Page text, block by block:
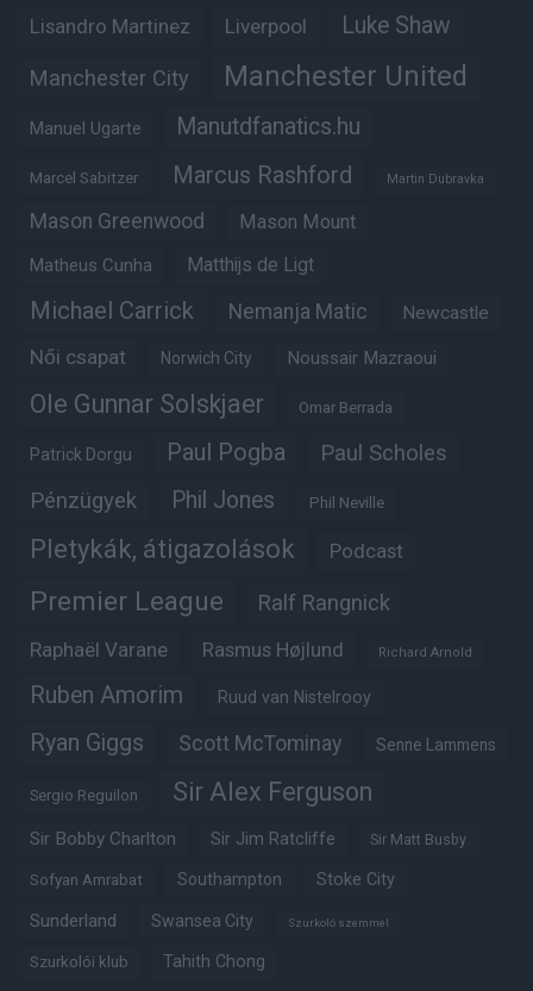
Lisandro Martinez Liverpool Luke Shaw
Manchester City Manchester United
Manuel Ugarte Manutdfanatics.hu
Marcel Sabitzer Marcus Rashford Martin Dubravka
Mason Greenwood Mason Mount
Matheus Cunha Matthijs de Ligt
Michael Carrick Nemanja Matic Newcastle
Női csapat Norwich City Noussair Mazraoui
Ole Gunnar Solskjaer Omar Berrada
Patrick Dorgu Paul Pogba Paul Scholes
Pénzügyek Phil Jones Phil Neville
Pletykák, átigazolások Podcast
Premier League Ralf Rangnick
Raphaël Varane Rasmus Højlund Richard Arnold
Ruben Amorim Ruud van Nistelrooy
Ryan Giggs Scott McTominay Senne Lammens
Sergio Reguilon Sir Alex Ferguson
Sir Bobby Charlton Sir Jim Ratcliffe Sir Matt Busby
Sofyan Amrabat Southampton Stoke City
Sunderland Swansea City Szurkoló szemmel
Szurkolói klub Tahith Chong